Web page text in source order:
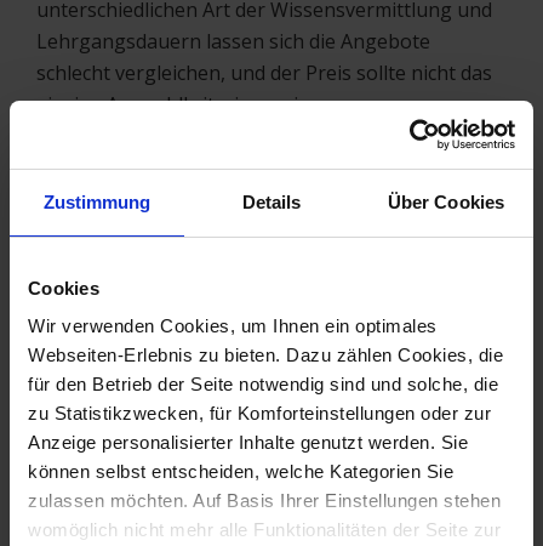
Zustimmung Details Über Cookies
Cookies
Wir verwenden Cookies, um Ihnen ein optimales
Webseiten-Erlebnis zu bieten. Dazu zählen Cookies, die
für den Betrieb der Seite notwendig sind und solche, die
zu Statistikzwecken, für Komforteinstellungen oder zur
Anzeige personalisierter Inhalte genutzt werden. Sie
können selbst entscheiden, welche Kategorien Sie
zulassen möchten. Auf Basis Ihrer Einstellungen stehen
womöglich nicht mehr alle Funktionalitäten der Seite zur
unterschiedlichen Art der Wissensvermittlung und
Lehrgangsdauern lassen sich die Angebote
schlecht vergleichen, und der Preis sollte nicht das
einzige Auswahlkriterium sein.
: Man hat ja oft den Eindruck, dass in
unserem Land Zeugnisse und Diplome mehr
zählen, als praktische Erfahrung. Wer sich nach
Abschluss einer Aus- oder Weiterbildung mit dem
über eine IHK-Prüfung Gedanken machen. Wer
bereits anderweitig bewiesen hat, dass er auch in
Prüfungssituationen bestehen kann und vorrangig
an den Inhalten interesssiert ist, kann
möglicherweise auf eine Prüfung verzichten.
Schulabgänger, die sich ihren Berufsweg in der
Immobilienverwaltung vorstellen können, sind
sicher nicht die Haupt-Zielgruppe dieser